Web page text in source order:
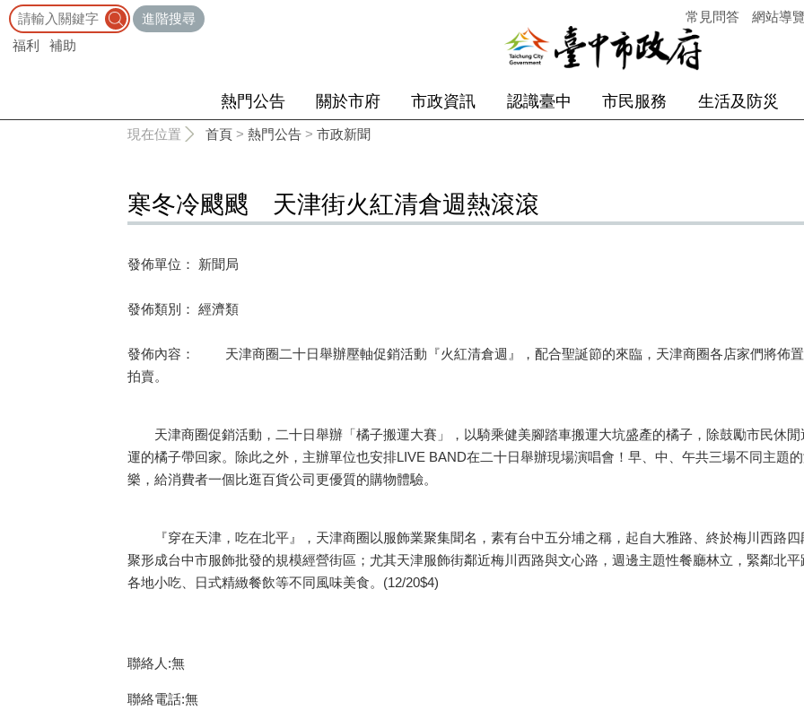
進階搜尋
福利
補助
常見問答 網站導
熱門公告 關於市府 市政資訊 認識臺中 市民服務 生活及防災
現在位置 首頁 > 熱門公告 > 市政新聞
寒冬冷颼颼 天津街火紅清倉週熱滾滾
發佈單位： 新聞局
發佈類別： 經濟類
發佈內容： 天津商圈二十日舉辦壓軸促銷活動『火紅清倉週』，配合聖誕節的來臨，天津商圈各店家們將佈
拍賣。
天津商圈促銷活動，二十日舉辦「橘子搬運大賽」，以騎乘健美腳踏車搬運大坑盛產的橘子，除鼓勵市民休閒
運的橘子帶回家。除此之外，主辦單位也安排LIVE BAND在二十日舉辦現場演唱會！早、中、午共三場不同主題
樂，給消費者一個比逛百貨公司更優質的購物體驗。
『穿在天津，吃在北平』，天津商圈以服飾業聚集聞名，素有台中五分埔之稱，起自大雅路、終於梅川西路
聚形成台中市服飾批發的規模經營街區；尤其天津服飾街鄰近梅川西路與文心路，週邊主題性餐廳林立，緊鄰北
各地小吃、日式精緻餐飲等不同風味美食。(12/20$4)
聯絡人:無
聯絡電話:無